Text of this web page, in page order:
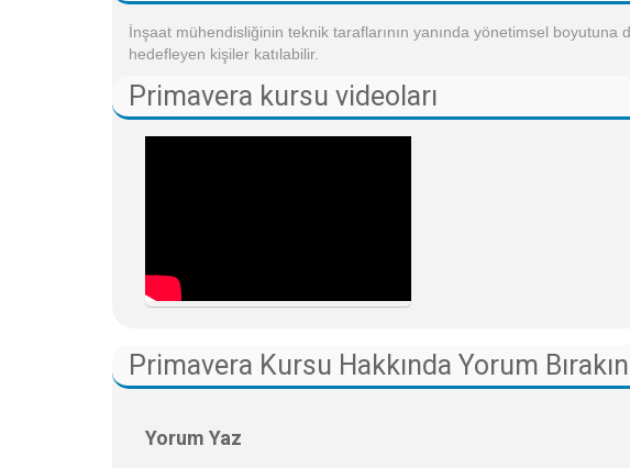
İnşaat mühendisliğinin teknik taraflarının yanında yönetimsel
hedefleyen kişiler katılabilir.
Primavera kursu videoları
Primavera Kursu Hakkında Yorum Bırakın
Yorum Yaz